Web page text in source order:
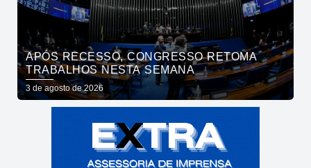
APÓS RECESSO, CONGRESSO RETOMA
TRABALHOS NESTA SEMANA
3 de agosto de 2026